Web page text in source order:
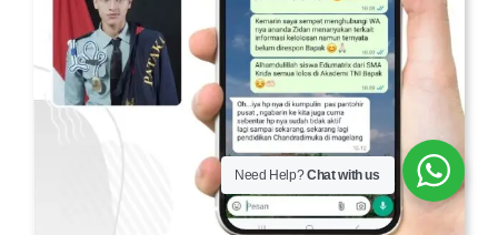
Need Help?Chat with us